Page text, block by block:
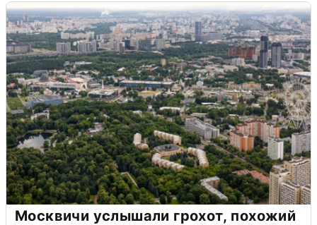
Москвичи услышали грохот, похожий